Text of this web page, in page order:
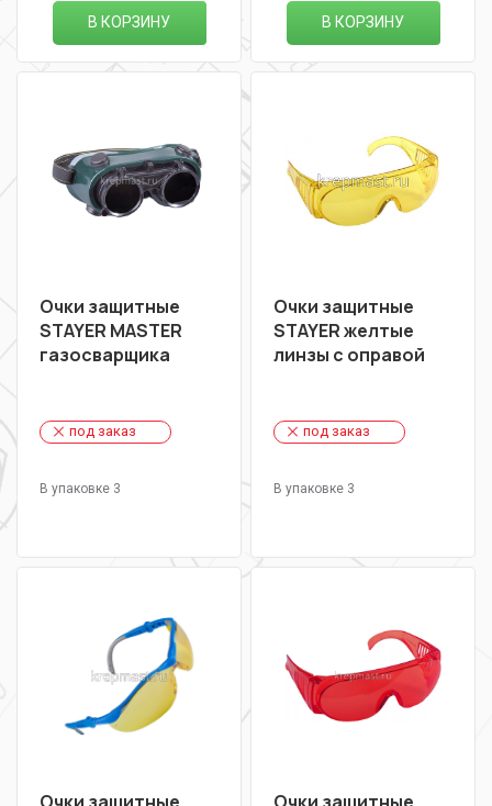
В КОРЗИНУ В КОРЗИНУ
Очки защитные
STAYER MASTER
газосварщика
под заказ
В упаковке 3
Очки защитные
STAYER желтые
линзы с оправой
под заказ
В упаковке 3